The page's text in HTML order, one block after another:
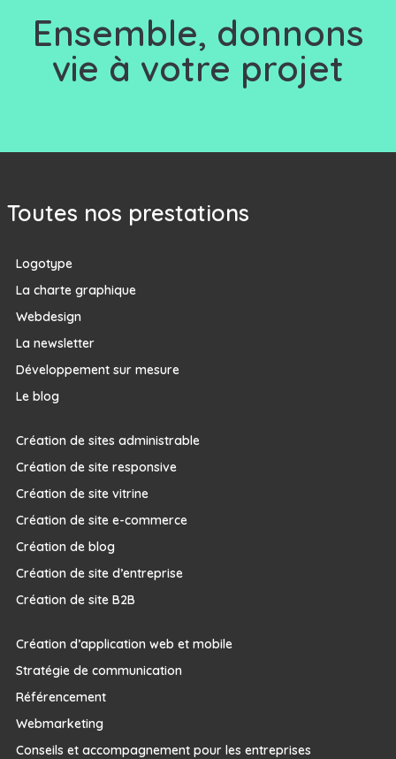
Ensemble, donnons
vie à votre projet
Toutes nos prestations
Logotype
La charte graphique
Webdesign
La newsletter
Développement sur mesure
Le blog
Création de sites administrable
Création de site responsive
Création de site vitrine
Création de site e-commerce
Création de blog
Création de site d’entreprise
Création de site B2B
Création d’application web et mobile
Stratégie de communication
Référencement
Webmarketing
Conseils et accompagnement pour les entreprises